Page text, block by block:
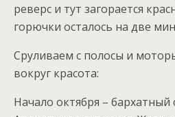
реверс и тут загорается
горючки осталось на две
Сруливаем с полосы и
вокруг красота:
Начало октября – бархатный